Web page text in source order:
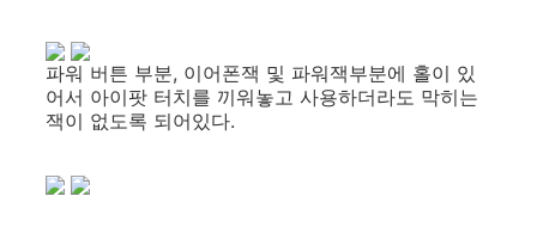
파워 버튼 부분, 이어폰잭 및 파워잭부분에 홀이 있
어서 아이팟 터치를 끼워놓고 사용하더라도 막히는
잭이 없도록 되어있다.